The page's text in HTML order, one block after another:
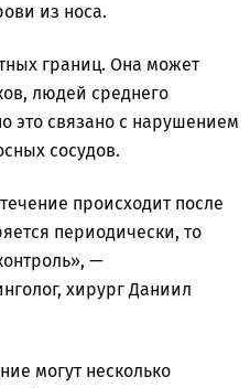
из носа.
границ. Она может
людей среднего
это связано с нарушением
сосудов.
происходит после
периодически, то
—
хирург Даниил
могут несколько